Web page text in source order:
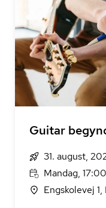
Guitar
31. august,
Mandag,
Engskolevej